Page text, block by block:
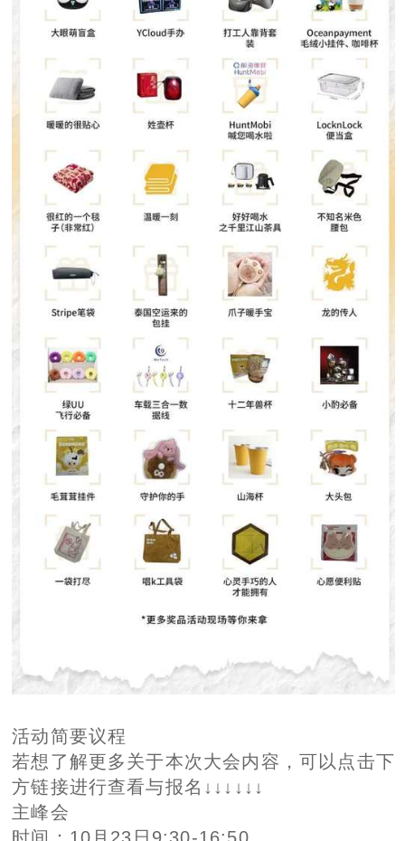
活动简要议程
若想了解更多关于本次大会内容，可以点击下
方链接进行查看与报名↓↓↓↓↓↓
主峰会